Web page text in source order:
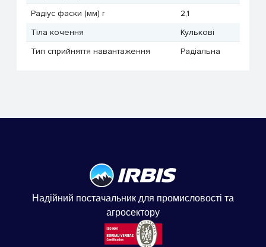
Радіус фаски (мм) r
2,1
Тіла кочення
Кулькові
Тип сприйняття навантаження
Радіальна
Надійний постачальник для промисловості та
агросектору